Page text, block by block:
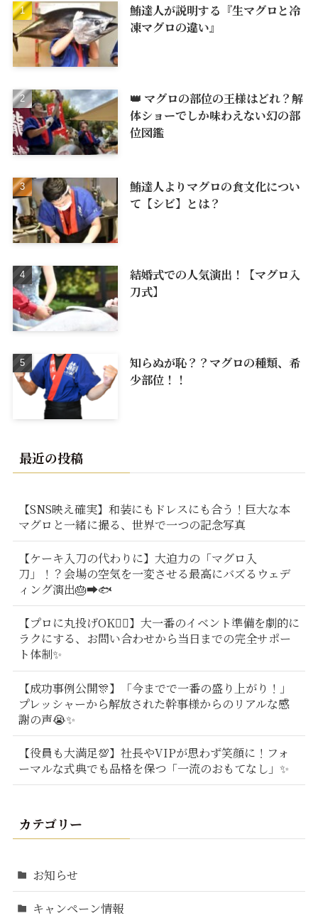
鮪達人が説明する『生マグロと冷
凍マグロの違い』
👑 マグロの部位の王様はどれ？解
体ショーでしか味わえない幻の部
位図鑑
鮪達人よりマグロの食文化につい
て【シビ】とは？
結婚式での人気演出！【マグロ入
刀式】
知らぬが恥？？マグロの種類、希
少部位！！
最近の投稿
【SNS映え確実】和装にもドレスにも合う！巨大な本
マグロと一緒に撮る、世界で一つの記念写真
【ケーキ入刀の代わりに】大迫力の「マグロ入
刀」！？会場の空気を一変させる最高にバズるウェデ
ィング演出🎂➡️🐟
【プロに丸投げOK🙆‍♂️】大一番のイベント準備を劇的に
ラクにする、お問い合わせから当日までの完全サポー
ト体制✨
【成功事例公開🎊】「今までで一番の盛り上がり！」
プレッシャーから解放された幹事様からのリアルな感
謝の声😭✨
【役員も大満足💯】社長やVIPが思わず笑顔に！フォ
ーマルな式典でも品格を保つ「一流のおもてなし」✨
カテゴリー
お知らせ
キャンペーン情報